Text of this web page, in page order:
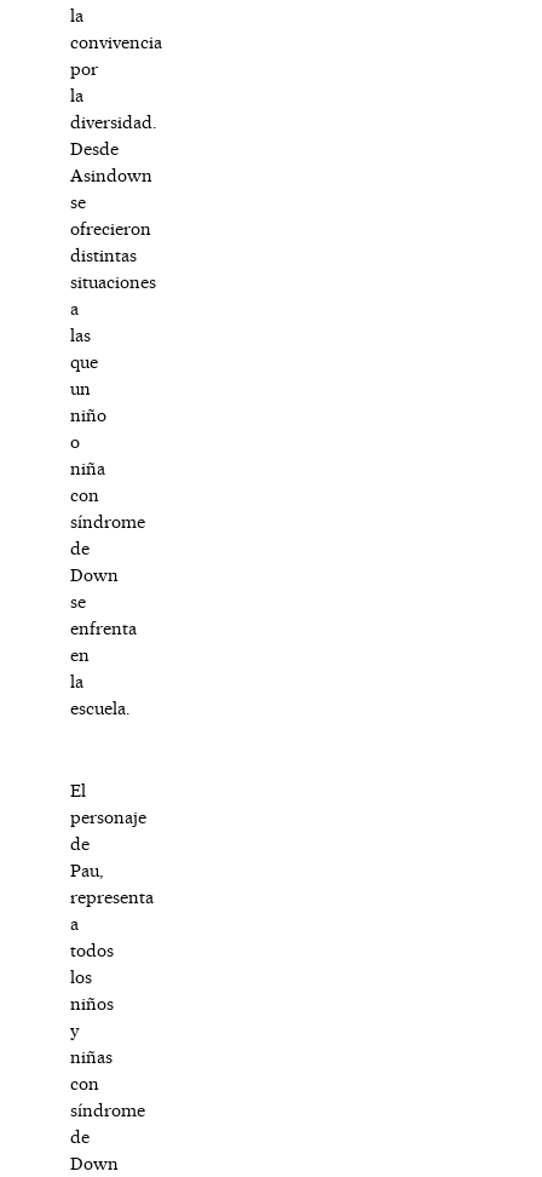
la
convivencia
por
la
diversidad.
Desde
Asindown
se
ofrecieron
distintas
situaciones
a
las
que
un
niño
o
niña
con
síndrome
de
Down
se
enfrenta
en
la
escuela.
El
personaje
de
Pau,
representa
a
todos
los
niños
y
niñas
con
síndrome
de
Down